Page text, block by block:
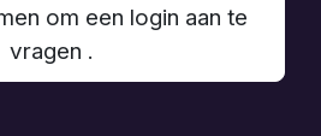
om een login aan te
vragen .